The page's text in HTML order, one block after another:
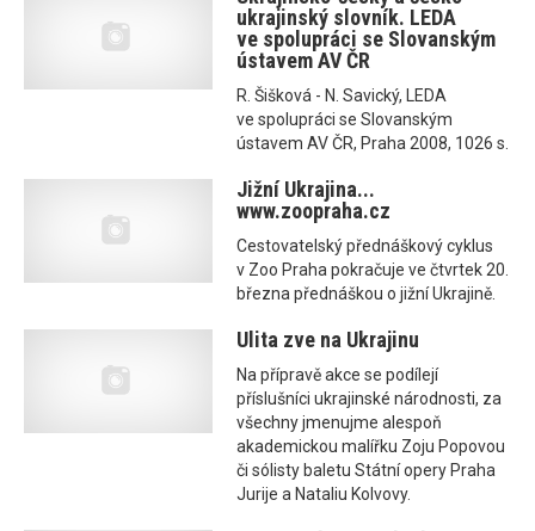
ukrajinský slovník. LEDA
ve spolupráci se Slovanským
ústavem AV ČR
R. Šišková - N. Savický, LEDA
ve spolupráci se Slovanským
ústavem AV ČR, Praha 2008, 1026 s.
Jižní Ukrajina...
www.zoopraha.cz
Cestovatelský přednáškový cyklus
v Zoo Praha pokračuje ve čtvrtek 20.
března přednáškou o jižní Ukrajině.
Ulita zve na Ukrajinu
Na přípravě akce se podílejí
příslušníci ukrajinské národnosti, za
všechny jmenujme alespoň
akademickou malířku Zoju Popovou
či sólisty baletu Státní opery Praha
Jurije a Nataliu Kolvovy.